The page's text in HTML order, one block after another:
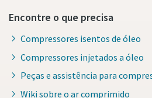
Encontre o que precisa
Compressores isentos de óleo
Compressores injetados a óleo
Peças e assistência para
Wiki sobre o ar comprimido